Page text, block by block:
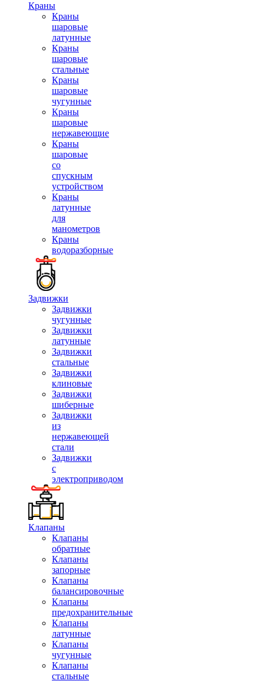
Краны
Краны
шаровые
латунные
Краны
шаровые
стальные
Краны
шаровые
чугунные
Краны
шаровые
нержавеющие
Краны
шаровые
со
спускным
устройством
Краны
латунные
для
манометров
Краны
водоразборные
Задвижки
Задвижки
чугунные
Задвижки
латунные
Задвижки
стальные
Задвижки
клиновые
Задвижки
шиберные
Задвижки
из
нержавеющей
стали
Задвижки
с
электроприводом
Клапаны
Клапаны
обратные
Клапаны
запорные
Клапаны
балансировочные
Клапаны
предохранительные
Клапаны
латунные
Клапаны
чугунные
Клапаны
стальные